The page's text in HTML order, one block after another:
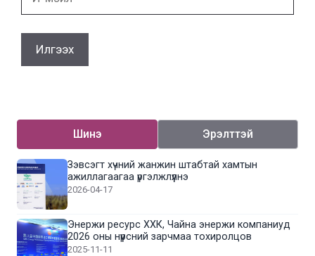
Шинэ Эрэлттэй
Зэвсэгт хүчний жанжин штабтай хамтын
ажиллагаагаа үргэлжлүүлнэ
2026-04-17
Энержи ресурс ХХК, Чайна энержи компаниуд
2026 оны нүүрсний зарчмаа тохиролцов
2025-11-11